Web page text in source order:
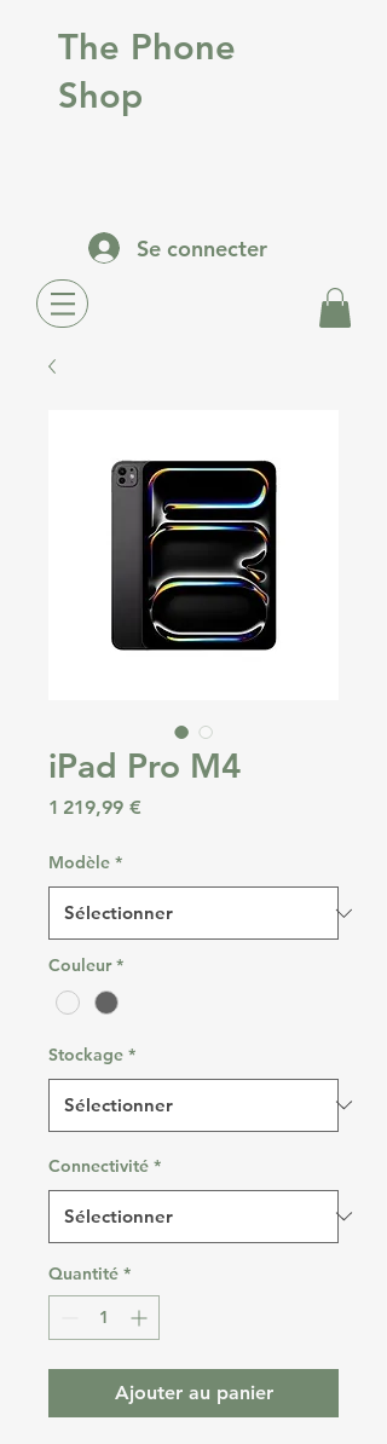
The Phone
Shop
Se connecter
iPad Pro M4
1 219,99 €
Modèle *
Couleur *
Stockage *
Connectivité *
Quantité *
Ajouter au panier